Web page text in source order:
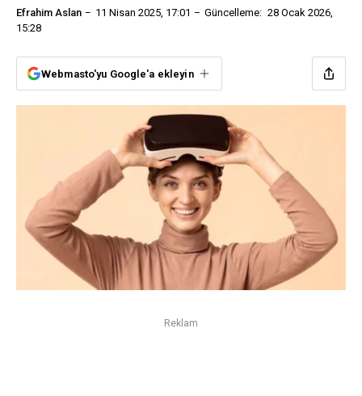
Efrahim Aslan 11 Nisan 2025, 17:01 Güncelleme: 28 Ocak 2026,
15:28
Webmasto'yu Google'a ekleyin
Reklam